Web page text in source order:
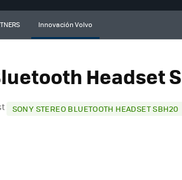
Innovación Volvo
Headset
SONY STEREO BLUETOOTH HEADSET SBH20